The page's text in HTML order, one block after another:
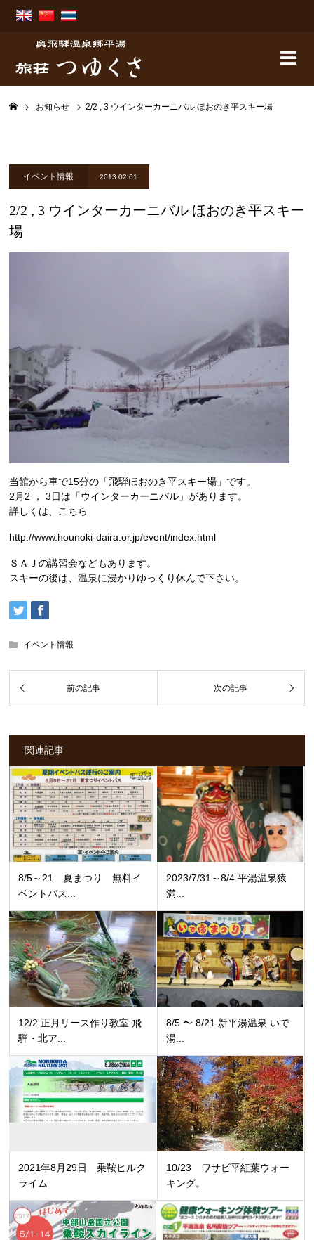
お知らせ 2/2 , 3 ウインターカーニバル ほおのき平スキー場
イベント情報 2013.02.01
2/2 , 3 ウインターカーニバル ほおのき平スキー
場
当館から車で15分の「飛騨ほおのき平スキー場」です。
2月2 ， 3日は「ウインターカーニバル」があります。
詳しくは、こちら
http://www.hounoki-daira.or.jp/event/index.html
ＳＡＪの講習会などもあります。
スキーの後は、温泉に浸かりゆっくり休んで下さい。
イベント情報
関連記事
8/5～21 夏まつり 無料イ
ベントバス...
2023/7/31～8/4 平湯温泉猿
満...
12/2 正月リース作り教室 飛
騨・北ア...
8/5 〜 8/21 新平湯温泉 いで
湯...
2021年8月29日 乗鞍ヒルク
ライム
10/23 ワサビ平紅葉ウォー
キング。